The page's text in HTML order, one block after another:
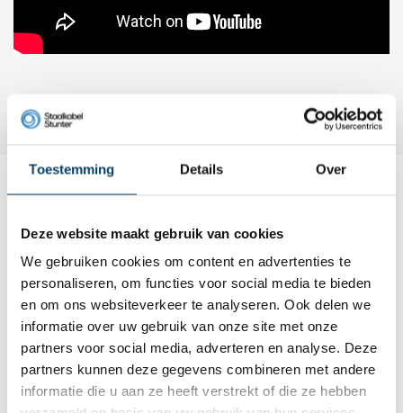
Toestemming Details Over
Deze website maakt gebruik van cookies
We gebruiken cookies om content en advertenties te
personaliseren, om functies voor social media te bieden
en om ons websiteverkeer te analyseren. Ook delen we
informatie over uw gebruik van onze site met onze
partners voor social media, adverteren en analyse. Deze
partners kunnen deze gegevens combineren met andere
informatie die u aan ze heeft verstrekt of die ze hebben